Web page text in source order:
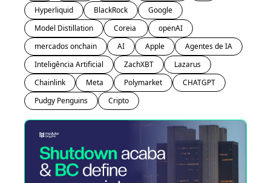
Hyperliquid
BlackRock
Google
Model Distillation
openAI
mercados onchain
AI Apple
Agentes de IA
Inteligência Artificial
ZachXBT
Lazarus
Chainlink
Meta Polymarket
CHATGPT
Pudgy Penguins
Cripto